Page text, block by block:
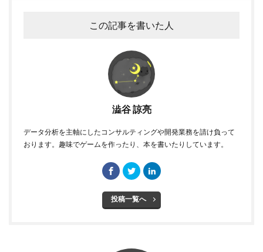
この記事を書いた人
澁谷 諒亮
データ分析を主軸にしたコンサルティングや開発業務を請け負って
おります。趣味でゲームを作ったり、本を書いたりしています。
投稿一覧へ